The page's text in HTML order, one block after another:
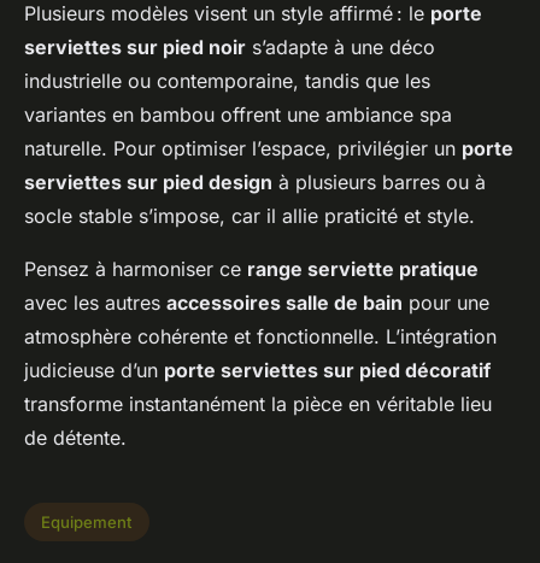
Plusieurs modèles visent un style affirmé : le porte
serviettes sur pied noir s’adapte à une déco
industrielle ou contemporaine, tandis que les
variantes en bambou offrent une ambiance spa
naturelle. Pour optimiser l’espace, privilégier un porte
serviettes sur pied design à plusieurs barres ou à
socle stable s’impose, car il allie praticité et style.
Pensez à harmoniser ce range serviette pratique
avec les autres accessoires salle de bain pour une
atmosphère cohérente et fonctionnelle. L’intégration
judicieuse d’un porte serviettes sur pied décoratif
transforme instantanément la pièce en véritable lieu
de détente.
Equipement